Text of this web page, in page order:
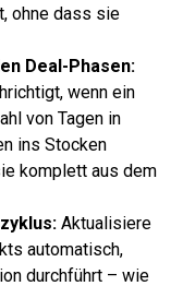
ohne dass sie
Deal-Phasen:
wenn ein
von Tagen in
ins Stocken
komplett aus dem
Aktualisiere
automatisch,
durchführt – wie